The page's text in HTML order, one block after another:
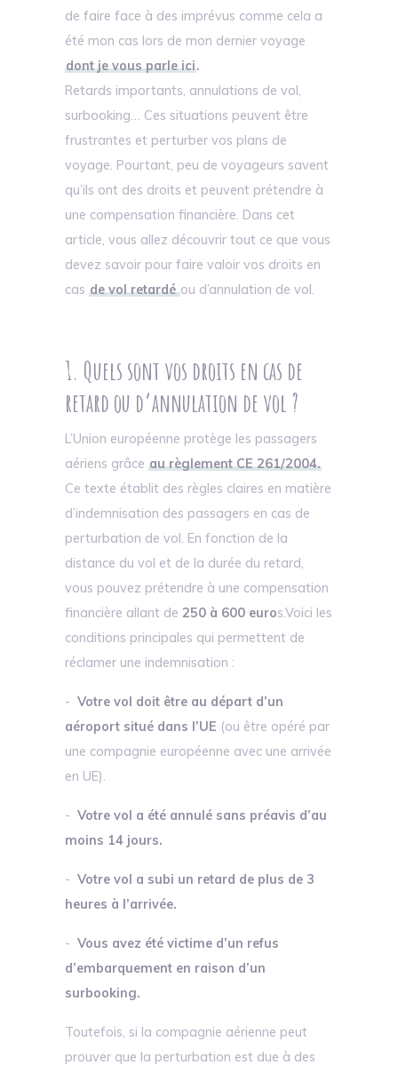
de faire face à des imprévus comme cela a
été mon cas lors de mon dernier voyage
dont je vous parle ici.
Retards importants, annulations de vol,
surbooking… Ces situations peuvent être
frustrantes et perturber vos plans de
voyage. Pourtant, peu de voyageurs savent
qu’ils ont des droits et peuvent prétendre à
une compensation financière. Dans cet
article, vous allez découvrir tout ce que vous
devez savoir pour faire valoir vos droits en
casde vol retardéou d’annulation de vol.
1. Quels sont vos droits en cas de
retard ou d’annulation de vol ?
L’Union européenne protège les passagers
aériens grâceau règlement CE 261/2004.
Ce texte établit des règles claires en matière
d’indemnisation des passagers en cas de
perturbation de vol. En fonction de la
distance du vol et de la durée du retard,
vous pouvez prétendre à une compensation
financière allant de 250 à 600 euros.Voici les
conditions principales qui permettent de
réclamer une indemnisation :
-Votre vol doit être au départ d’un
aéroport situé dans l’UE (ou être opéré par
une compagnie européenne avec une arrivée
en UE).
-Votre vol a été annulé sans préavis d’au
moins 14 jours.
-Votre vol a subi un retard de plus de 3
heures à l’arrivée.
-Vous avez été victime d’un refus
d’embarquement en raison d’un
surbooking.
Toutefois, si la compagnie aérienne peut
prouver que la perturbation est due à des